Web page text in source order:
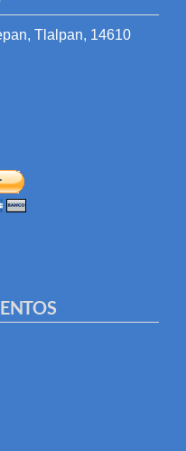
Tlalpan, 14610